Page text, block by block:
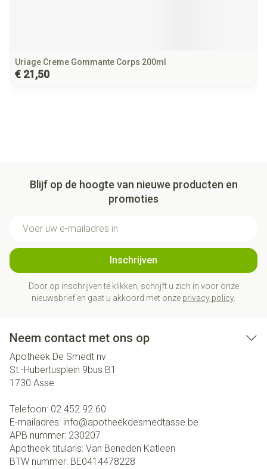
Uriage Creme Gommante Corps 200ml
€ 21,50
Blijf op de hoogte van nieuwe producten en
promoties
Inschrijven
Door op inschrijven te klikken, schrijft u zich in voor onze
nieuwsbrief en gaat u akkoord met onze privacy policy.
Neem contact met ons op
Apotheek De Smedt nv
St.-Hubertusplein 9bus B1
1730 Asse
Telefoon: 02 452 92 60
E-mailadres: info@apotheekdesmedtasse.be
APB nummer: 230207
Apotheek titularis: Van Beneden Katleen
BTW nummer: BE0414478228